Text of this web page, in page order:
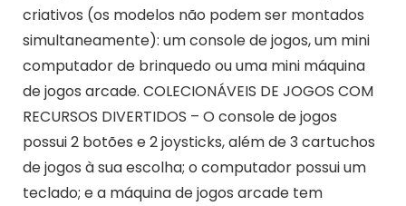
criativos (os modelos não podem ser montados
simultaneamente): um console de jogos, um mini
computador de brinquedo ou uma mini máquina
de jogos arcade. COLECIONÁVEIS DE JOGOS COM
RECURSOS DIVERTIDOS – O console de jogos
possui 2 botões e 2 joysticks, além de 3 cartuchos
de jogos à sua escolha; o computador possui um
teclado; e a máquina de jogos arcade tem